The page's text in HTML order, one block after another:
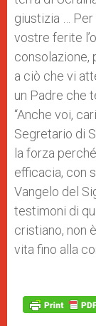
giustizia …
vostre ferite
consolazione,
a ciò che vi
un Padre che
“Anche voi,
Segretario di
la forza
efficacia, con
Vangelo del
testimoni di
cristiano, non
vita fino alla